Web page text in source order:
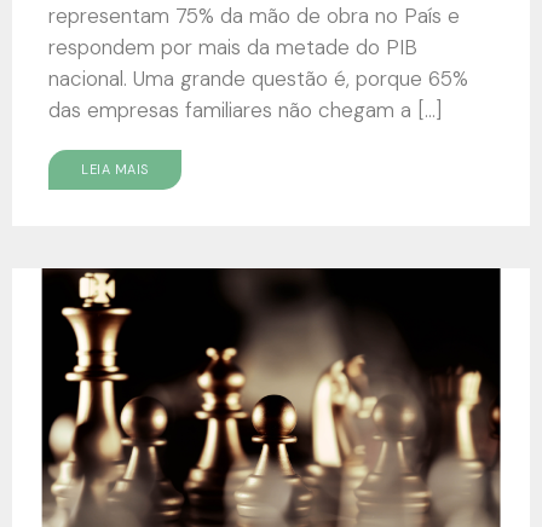
representam 75% da mão de obra no País e
respondem por mais da metade do PIB
nacional. Uma grande questão é, porque 65%
das empresas familiares não chegam a […]
LEIA MAIS